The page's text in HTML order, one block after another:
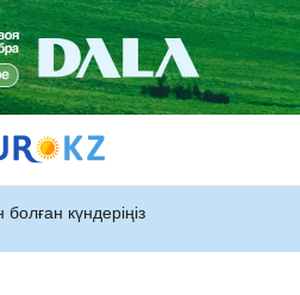
болған күндеріңіз